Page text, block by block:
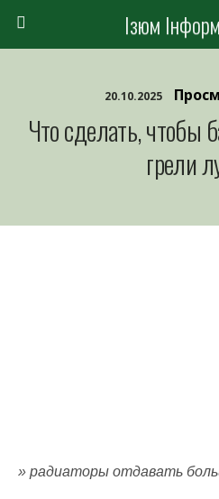
Ізюм
20.10.2025
Что сделать, чтобы
грели
» радиаторы отдавать